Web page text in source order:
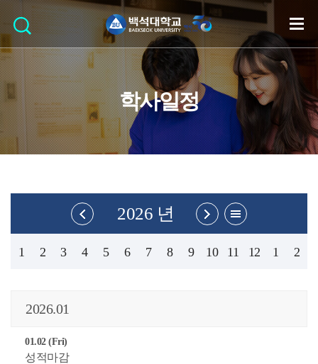
학사일정
2026 년
1 2 3 4 5 6 7 8 9 10 11 12 1 2
2026.01
01.02 (Fri)
성적마감